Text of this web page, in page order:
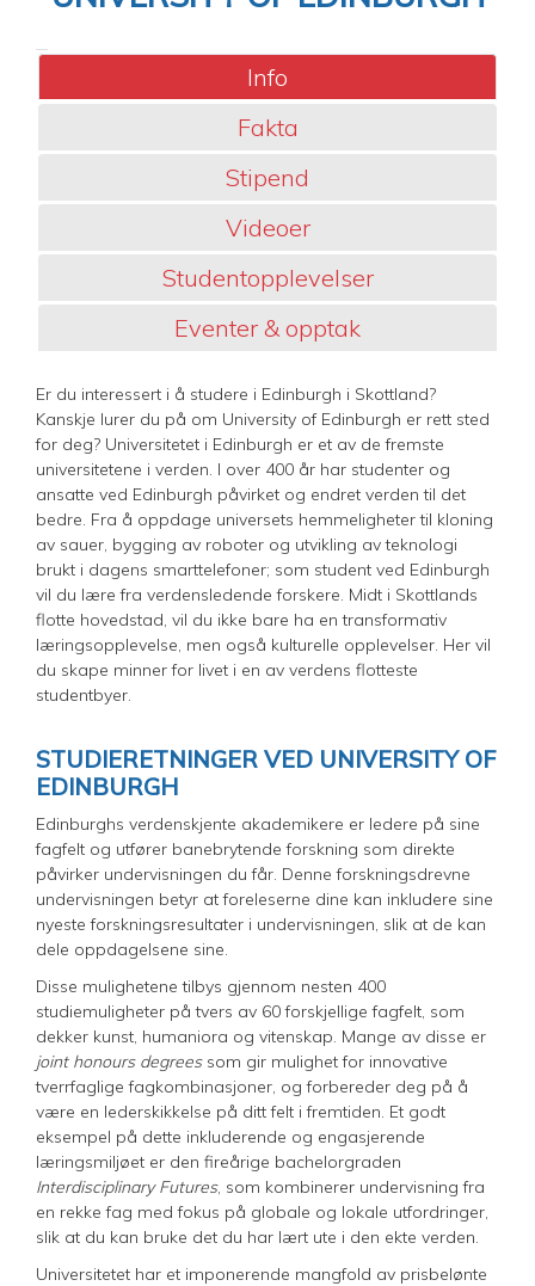
Info
Fakta
Stipend
Videoer
Studentopplevelser
Eventer & opptak
Er du interessert i å studere i Edinburgh i Skottland?
Kanskje lurer du på om University of Edinburgh er rett sted
for deg? Universitetet i Edinburgh er et av de fremste
universitetene i verden. I over 400 år har studenter og
ansatte ved Edinburgh påvirket og endret verden til det
bedre. Fra å oppdage universets hemmeligheter til kloning
av sauer, bygging av roboter og utvikling av teknologi
brukt i dagens smarttelefoner; som student ved Edinburgh
vil du lære fra verdensledende forskere. Midt i Skottlands
flotte hovedstad, vil du ikke bare ha en transformativ
læringsopplevelse, men også kulturelle opplevelser. Her vil
du skape minner for livet i en av verdens flotteste
studentbyer.
STUDIERETNINGER VED UNIVERSITY OF
EDINBURGH
Edinburghs verdenskjente akademikere er ledere på sine
fagfelt og utfører banebrytende forskning som direkte
påvirker undervisningen du får. Denne forskningsdrevne
undervisningen betyr at foreleserne dine kan inkludere sine
nyeste forskningsresultater i undervisningen, slik at de kan
dele oppdagelsene sine.
Disse mulighetene tilbys gjennom nesten 400
studiemuligheter på tvers av 60 forskjellige fagfelt, som
dekker kunst, humaniora og vitenskap. Mange av disse er
joint honours degreessom gir mulighet for innovative
tverrfaglige fagkombinasjoner, og forbereder deg på å
være en lederskikkelse på ditt felt i fremtiden. Et godt
eksempel på dette inkluderende og engasjerende
læringsmiljøet er den fireårige bachelorgraden
Interdisciplinary Futures, som kombinerer undervisning fra
en rekke fag med fokus på globale og lokale utfordringer,
slik at du kan bruke det du har lært ute i den ekte verden.
Universitetet har et imponerende mangfold av prisbelønte